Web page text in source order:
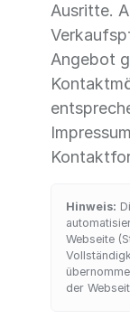
Ausritte.
Angebot
Hinweis:
Webseite
der